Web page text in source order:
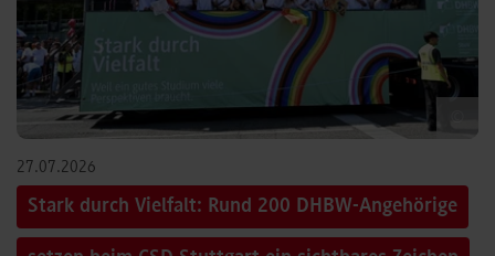
27.07.2026
Stark durch Vielfalt: Rund 200 DHBW-Angehörige